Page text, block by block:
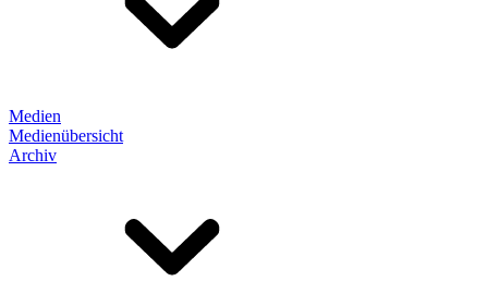
Medien
Medienübersicht
Archiv